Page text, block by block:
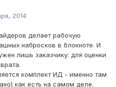
2014
делает рабочую
набросков в блокноте. И
лишь заказчику: для оценки
комплект ИД - именно там
как есть на самом деле.